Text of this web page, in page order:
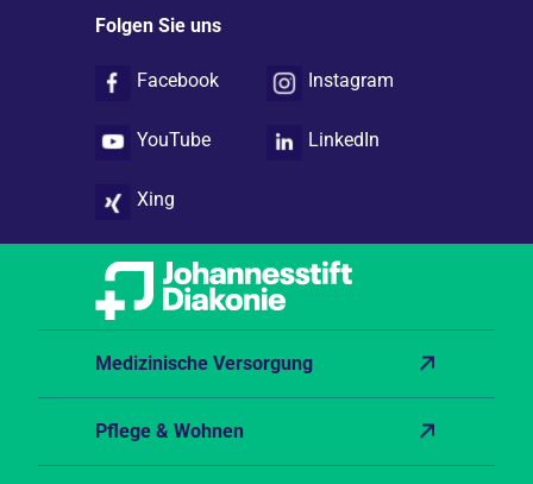
Folgen Sie uns
Facebook Instagram
YouTube LinkedIn
Xing
Medizinische Versorgung
Pflege & Wohnen